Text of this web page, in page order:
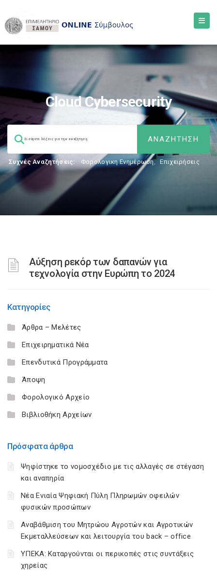
Cloud Cybersecurity
Συχνές Αναζητήσεις: Φορολογικη Ενημέρωση, Επιχειρήσεις
Αύξηση ρεκόρ των δαπανών για
τεχνολογία στην Ευρώπη το 2024
Κατηγορίες
Άρθρα – Μελέτες
Επιχειρηματικά Νέα
Επενδυτικά Προγράμματα
Άποψη
Φορολογικό Αρχείο
Βιβλιοθήκη Αρχείων
Πρόσφατα άρθρα
Ψηφίστηκε το νομοσχέδιο με τις αλλαγές σε στέγαση
και αναπηρία
Νέα Ενιαία Ψηφιακή Πύλη Πληρωμών οφειλών
φυσικών προσώπων
Αναβάθμιση του Μητρώου Αγροτών και Αγροτικών
Εκμεταλλεύσεων και λειτουργία του back – office
ΥΠΕΚΑ: Καταργούνται οι περικοπές στις συντάξεις
χηρείας